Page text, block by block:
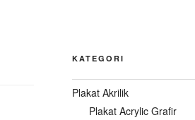
KATEGORI
Plakat Akrilik
Plakat Acrylic Grafir